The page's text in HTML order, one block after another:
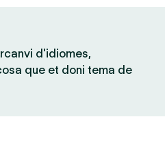
d'idiomes,
que et doni tema de